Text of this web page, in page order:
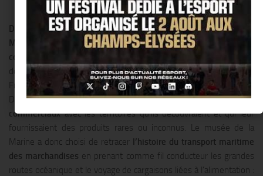
Du 15 octobre 2014 au 28 juin 2015, lemusée national de la
Marine
présente sa nouvelle exposition :« De l’amphore au
conteneur, 2 000 ans de commerce maritime »
découvrir l’extraordinaire aventure de la marine de commerce en
France, sa richesse historique et son actualité.
De tout temps, les occidentaux ont développé deséchanges
commerciauxavec les territoires qu’ils découvraient et qui leur
fournissaient des produits rares ou inconnus. Le musée de la
Marine a donc choisi de retracer l’histoire du transport maritime
des marchandises en prenant comme fil conducteur les grandes
routes océanique et le voyage de cargaisons liées à l’alimentation :